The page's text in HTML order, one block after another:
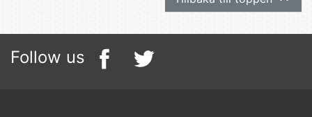
Follow us